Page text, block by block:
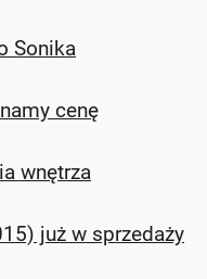
Sonika
cenę
wnętrza
już w sprzedaży